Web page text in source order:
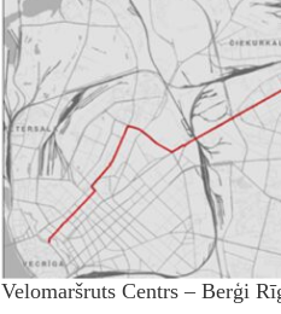
Velomaršruts Centrs – Berģi